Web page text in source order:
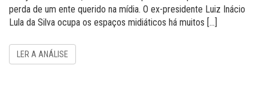
perda de um ente querido na mídia. O ex-presidente Luiz Inácio
Lula da Silva ocupa os espaços midiáticos há muitos […]
LER A ANÁLISE